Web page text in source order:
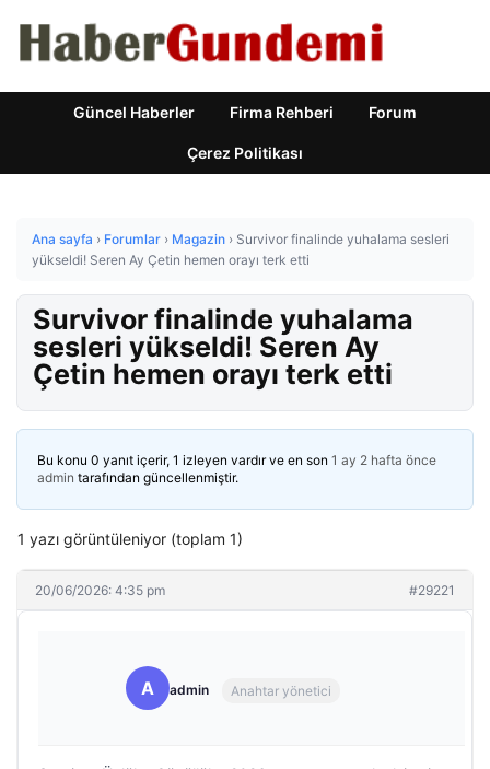
Güncel Haberler Firma Rehberi Forum
Çerez Politikası
Ana sayfa › Forumlar › Magazin › Survivor finalinde yuhalama sesleri
yükseldi! Seren Ay Çetin hemen orayı terk etti
Survivor finalinde yuhalama
sesleri yükseldi! Seren Ay
Çetin hemen orayı terk etti
Bu konu 0 yanıt içerir, 1 izleyen vardır ve en son 1 ay 2 hafta önce
admin tarafından güncellenmiştir.
1 yazı görüntüleniyor (toplam 1)
20/06/2026: 4:35 pm #29221
A admin Anahtar yönetici